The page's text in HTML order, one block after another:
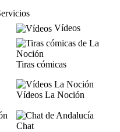
Vídeos
Tiras cómicas
Vídeos La Noción
Chat